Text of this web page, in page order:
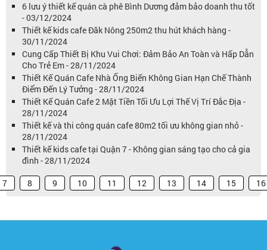
6 lưu ý thiết kế quán cà phê Bình Dương đảm bảo doanh thu tốt
- 03/12/2024
Thiết kế kids cafe Đăk Nông 250m2 thu hút khách hàng -
30/11/2024
Cung Cấp Thiết Bị Khu Vui Chơi: Đảm Bảo An Toàn và Hấp Dẫn
Cho Trẻ Em - 28/11/2024
Thiết Kế Quán Cafe Nhà Ống Biến Không Gian Hạn Chế Thành
Điểm Đến Lý Tưởng - 28/11/2024
Thiết Kế Quán Cafe 2 Mặt Tiền Tối Ưu Lợi Thế Vị Trí Đắc Địa -
28/11/2024
Thiết kế và thi công quán cafe 80m2 tối ưu không gian nhỏ -
28/11/2024
Thiết kế kids cafe tại Quận 7 - Không gian sáng tạo cho cả gia
đình - 28/11/2024
7 8 9 10 11 12 13 14 15 16